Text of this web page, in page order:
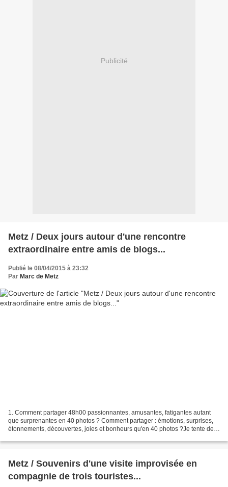
Publicité
Metz / Deux jours autour d'une rencontre
extraordinaire entre amis de blogs...
Publié le 08/04/2015 à 23:32
Par Marc de Metz
1. Comment partager 48h00 passionnantes, amusantes, fatigantes autant
que surprenantes en 40 photos ? Comment partager : émotions, surprises,
étonnements, découvertes, joies et bonheurs qu'en 40 photos ?Je tente de
Metz / Souvenirs d'une visite improvisée en
compagnie de trois touristes...